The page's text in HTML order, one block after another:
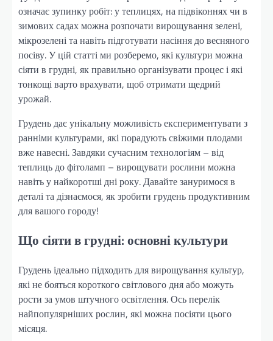
означає зупинку робіт: у теплицях, на підвіконнях чи в
зимових садах можна розпочати вирощування зелені,
мікрозелені та навіть підготувати насіння до весняного
посіву. У цій статті ми розберемо, які культури можна
сіяти в грудні, як правильно організувати процес і які
тонкощі варто врахувати, щоб отримати щедрий
урожай.
Грудень дає унікальну можливість експериментувати з
ранніми культурами, які порадують свіжими плодами
вже навесні. Завдяки сучасним технологіям – від
теплиць до фітоламп – вирощувати рослини можна
навіть у найкоротші дні року. Давайте зануримося в
деталі та дізнаємося, як зробити грудень продуктивним
для вашого городу!
Що сіяти в грудні: основні культури
Грудень ідеально підходить для вирощування культур,
які не бояться короткого світлового дня або можуть
рости за умов штучного освітлення. Ось перелік
найпопулярніших рослин, які можна посіяти цього
місяця.